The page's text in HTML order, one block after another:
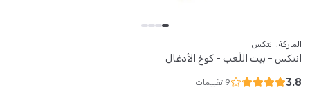
الماركة: انتكس
انتكس - بيت اللّعب - كوخ الأدغال
3.8
9 تقييمات